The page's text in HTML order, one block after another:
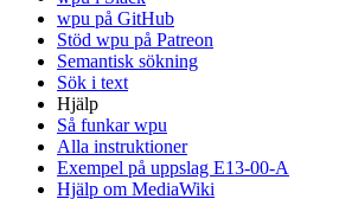
wpu på GitHub
Stöd wpu på Patreon
Semantisk sökning
Sök i text
Hjälp
Så funkar wpu
Alla instruktioner
Exempel på uppslag E13-00-A
Hjälp om MediaWiki